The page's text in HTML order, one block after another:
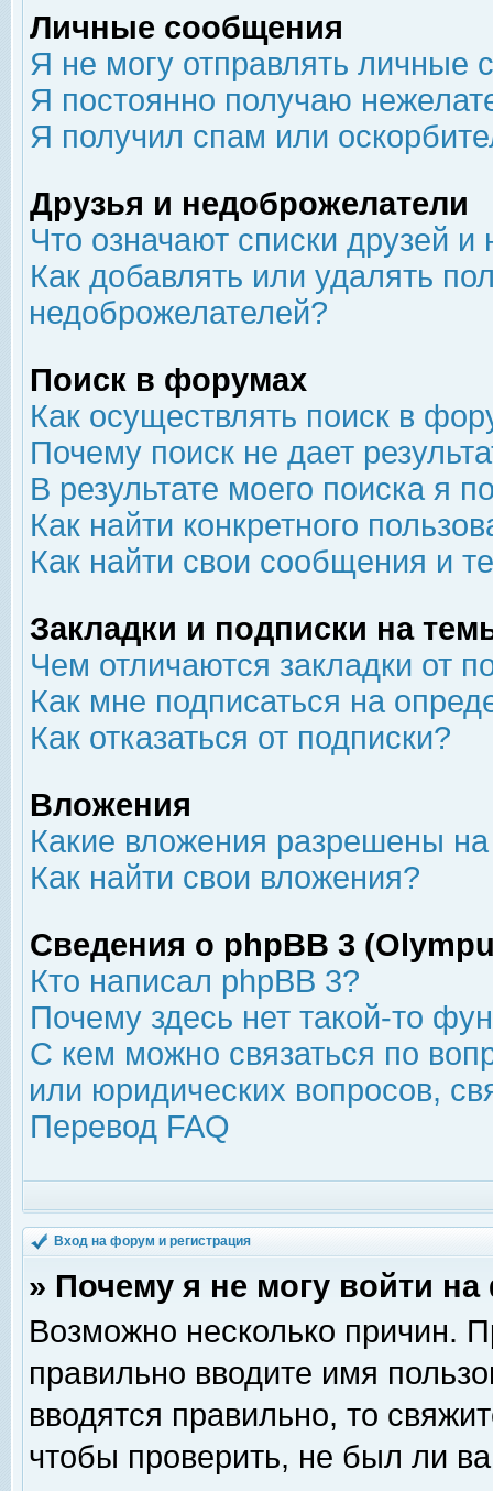
Личные сообщения
Я не могу отправлять личные
Я постоянно получаю
Я получил спам или
Друзья и недоброжелатели
Что означают списки друзей
Как добавлять или удалять
недоброжелателей?
Поиск в форумах
Как осуществлять поиск в
Почему поиск не дает
В результате моего поиска я
Как найти конкретного
Как найти свои сообщения и
Закладки и подписки на
Чем отличаются закладки от
Как мне подписаться на
Как отказаться от подписки?
Вложения
Какие вложения разрешены
Как найти свои вложения?
Сведения о phpBB 3
Кто написал phpBB 3?
Почему здесь нет такой-то
С кем можно связаться по
или юридических вопросов,
Перевод FAQ
Вход на форум и регистрация
» Почему я не могу войти
Возможно несколько причин.
правильно вводите имя
вводятся правильно, то
чтобы проверить, не был ли